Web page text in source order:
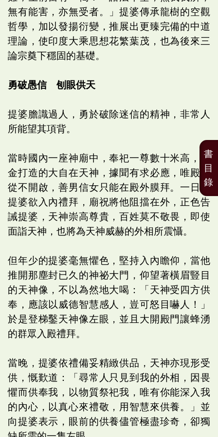
無有能害，亦無受者。」提婆傳承龍樹的空觀
哲學，加以發揚衍變，推展出更臻完備的中道
理論，使印度大乘思想花繁葉茂，也為後來三
論宗奠下穩固的基礎。
勇破愚信 刨眼供天
提婆膽識過人，勇於破除迷信的精神，非常人
所能望其項背。
當時國內一座神廟中，奉祀一尊數十米高，黃
金打造的大自在天神，據聞有求必應，唯殿門
從不開啟，善男信女只能在殿外膜拜。一日，
提婆欲入內禮拜，廟祝將他阻擋在外，正色告
誡提婆，天神崇高尊貴，百姓莫不敬畏，即使
面詣天神，也將為天神威赫的外相所震懾。
但年少的提婆毫無懼色，堅持入內瞻仰，當他
推開那塵封已久的神祕大門，仰望著橫眉豎目
的天神像，不以為然地大喝：「天神受四方供
奉，應該以威德智慧感人，豈可怒目嚇人！」
於是登梯鑿天神像左眼，並且大開殿門讓蜂湧
的群眾入殿禮拜。
當晚，提婆依禮備妥精緻供品，天神亦現形受
供，慨歎道：「尋常人只見到我的外相，因畏
懼而供奉我，以物質祭祀我，唯有你能深入我
的內心，以真心來禮敬，用智慧來供養。」並
向提婆表示，眼前的供養儘管極盡珍奇，卻獨
書
目
錄